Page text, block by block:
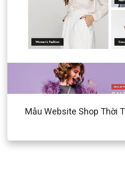
Mẫu Website Shop Thời